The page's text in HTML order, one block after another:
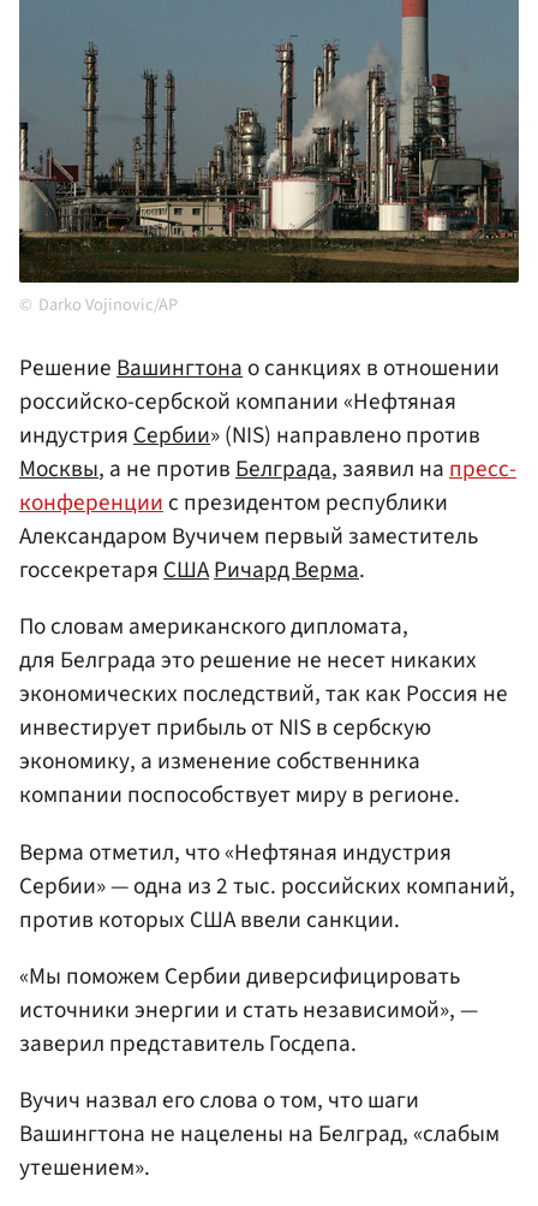
Darko Vojinovic/AP
РешениеВашингтонао санкциях в отношении
российско-сербской компании «Нефтяная
индустрияСербии» (NIS) направлено против
Москвы, а не противБелграда, заявил напресс-
конференциис президентом республики
Александаром Вучичем первый заместитель
госсекретаряСШАРичард Верма.
По словам американского дипломата,
для Белграда это решение не несет никаких
экономических последствий, так как Россия не
инвестирует прибыль от NIS в сербскую
экономику, а изменение собственника
компании поспособствует миру в регионе.
Верма отметил, что «Нефтяная индустрия
Сербии» — одна из 2 тыс. российских компаний,
против которых США ввели санкции.
«Мы поможем Сербии диверсифицировать
источники энергии и стать независимой», —
заверил представитель Госдепа.
Вучич назвал его слова о том, что шаги
Вашингтона не нацелены на Белград, «слабым
утешением».